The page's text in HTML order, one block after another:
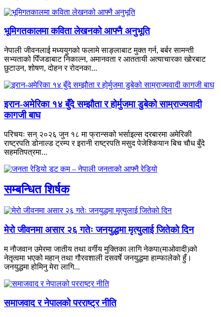
भूमिगतकालमा कविता लेखनको आफ्नै अनुभूति
नेपाली जीवनलाई मध्ययुगको फलामे साङ्लाबाट मुक्त गर्न, बर्बर सामन्ती
सभ्यताको पिँजडाबाट निकाल्न, अमानवता र आततायी अत्याचारका खोरबाट
छुटाउन, शोषण, दोहन र रोदनका...
इरान-अमेरिका १४ बुँदे सम्झौता र होर्मुजमा डुबेको साम्राज्यवादी
कागजी बाघ
परिचयः सन् २०२६ जुन १८ मा फ्रान्सको भर्साइल्स दरबारमा अमेरिकी
राष्ट्रपति डोनाल्ड ट्रम्प र इरानी राष्ट्रपति मसुद पेजेश्कियान बिच चौध बुँदे
सहमतिपत्रमा...
सम्बन्धित शिर्षक
मेरो जीवनमा असार २६ गतेः जनयुद्धमा मृत्युलाई जितेको दिन
म नौजवान उमेरमा जातीय तथा वर्गीय मुक्तिका लागि नेकपा(माओवादी)को
नेतृत्वमा भएको महान् तथा गौरवशाली दसवर्षे जनयुद्धमा हाम्फालेको हुँ।
जनयुद्धमा होमिनु मेरा लागि...
समाजवाद र नेपालको परराष्ट्र नीति